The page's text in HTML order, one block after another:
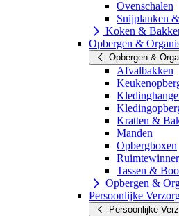
Ovenschalen
Snijplanken
Koken &
Opbergen &
Opbergen &
Afvalbakken
Kratten &
Manden
Opbergboxen
Tassen &
Opbergen &
Persoonlijke
Persoonlijke